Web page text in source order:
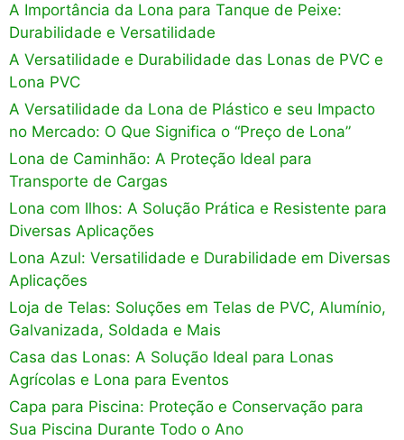
A Importância da Lona para Tanque de Peixe:
Durabilidade e Versatilidade
A Versatilidade e Durabilidade das Lonas de PVC e
Lona PVC
A Versatilidade da Lona de Plástico e seu Impacto
no Mercado: O Que Significa o “Preço de Lona”
Lona de Caminhão: A Proteção Ideal para
Transporte de Cargas
Lona com Ilhos: A Solução Prática e Resistente para
Diversas Aplicações
Lona Azul: Versatilidade e Durabilidade em Diversas
Aplicações
Loja de Telas: Soluções em Telas de PVC, Alumínio,
Galvanizada, Soldada e Mais
Casa das Lonas: A Solução Ideal para Lonas
Agrícolas e Lona para Eventos
Capa para Piscina: Proteção e Conservação para
Sua Piscina Durante Todo o Ano